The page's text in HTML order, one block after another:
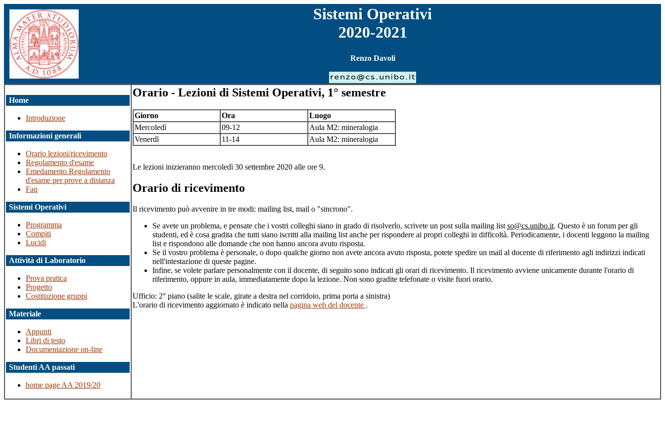
Sistemi Operativi
2020-2021
Renzo Davoli
Home
Introduzione
Informazioni generali
Orario lezioni/ricevimento
Regolamento d'esame
Emedamento Regolamento
d'esame per prove a distanza
Faq
Sistemi Operativi
Programma
Compiti
Lucidi
Attività di Laboratorio
Prova pratica
Progetto
Costituzione gruppi
Materiale
Appunti
Libri di testo
Documentazione on-line
Studenti AA passati
home page AA 2019/20
Orario - Lezioni di Sistemi Operativi, 1° semestre
Giorno Ora
Luogo
Mercoledì
09-12
Aula M2: mineralogia
Venerdì
11-14 Aula M2: mineralogia
Le lezioni inizieranno mercoledì 30 settembre 2020 alle ore 9.
Orario di ricevimento
Il ricevimento può avvenire in tre modi: mailing list, mail o "sincrono".
Se avete un problema, e pensate che i vostri colleghi siano in grado di risolverlo, scrivete un post sulla mailing list so@cs.unibo.it. Questo è un forum per gli
studenti, ed è cosa gradita che tutti siano iscritti alla mailing list anche per rispondere ai propri colleghi in difficoltà. Periodicamente, i docenti leggono la mailing
list e rispondono alle domande che non hanno ancora avuto risposta.
Se il vostro problema è personale, o dopo qualche giorno non avete ancora avuto risposta, potete spedire un mail al docente di riferimento agli indirizzi indicati
nell'intestazione di queste pagine.
Infine, se volete parlare personalmente con il docente, di seguito sono indicati gli orari di ricevimento. Il ricevimento avviene unicamente durante l'orario di
riferimento, oppure in aula, immediatamente dopo la lezione. Non sono gradite telefonate o visite fuori orario.
Ufficio: 2° piano (salite le scale, girate a destra nel corridoio, prima porta a sinistra)
L'orario di ricevimento aggiornato è indicato nella pagina web del docente .